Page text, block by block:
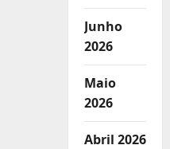
Junho
2026
Maio
2026
Abril 2026